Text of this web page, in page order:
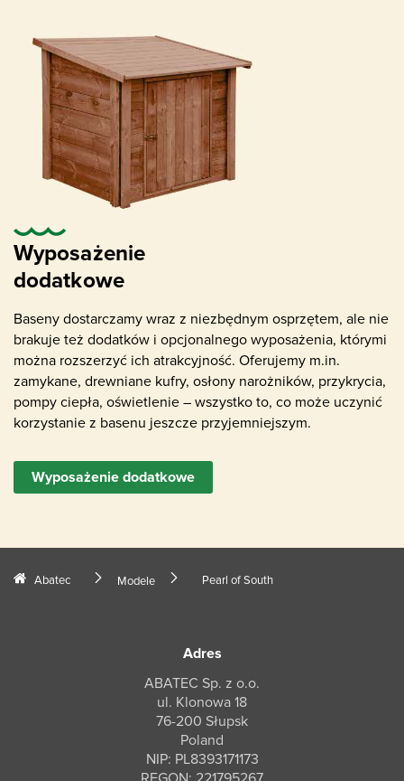
Wyposażenie
dodatkowe
Baseny dostarczamy wraz z niezbędnym osprzętem, ale nie
brakuje też dodatków i opcjonalnego wyposażenia, którymi
można rozszerzyć ich atrakcyjność. Oferujemy m.in.
zamykane, drewniane kufry, osłony narożników, przykrycia,
pompy ciepła, oświetlenie – wszystko to, co może uczynić
korzystanie z basenu jeszcze przyjemniejszym.
Wyposażenie dodatkowe
Abatec Modele Pearl of South
Adres
ABATEC Sp. z o.o.
ul. Klonowa 18
76-200 Słupsk
Poland
NIP: PL8393171173